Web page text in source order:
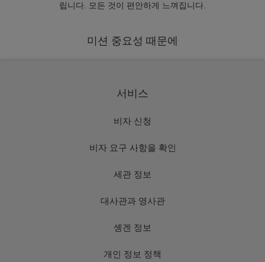
립니다. 모든 것이 편안하게 느껴집니다.
미션 중요성 때문에
서비스
비자 신청
비자 요구 사항을 확인
세관 정보
대사관과 영사관
솅겐 정보
개인 정보 정책